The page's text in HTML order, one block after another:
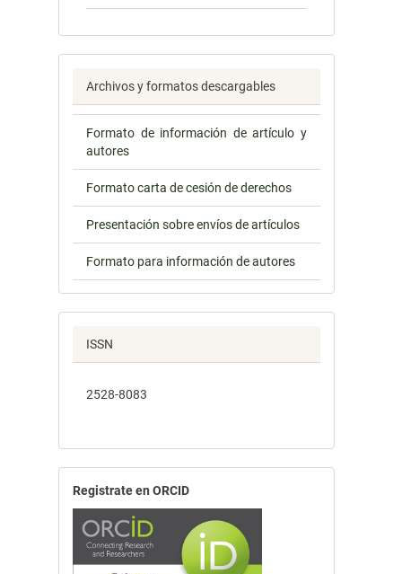
Archivos y formatos descargables
Formato de información de artículo y
autores
Formato carta de cesión de derechos
Presentación sobre envíos de artículos
Formato para información de autores
ISSN
2528-8083
Registrate en ORCID